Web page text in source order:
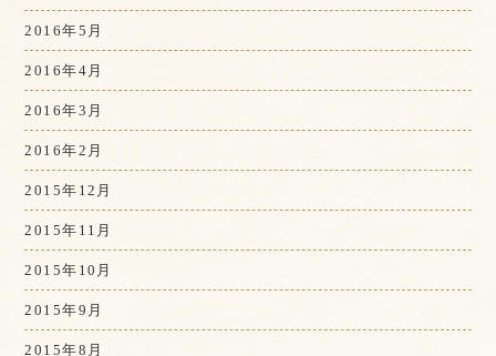
2016年5月
2016年4月
2016年3月
2016年2月
2015年12月
2015年11月
2015年10月
2015年9月
2015年8月